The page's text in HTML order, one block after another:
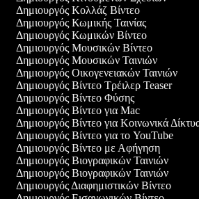
Δημιουργός Κολλάζ Βίντεο
Δημιουργός Κωμικής Ταινίας
Δημιουργός Κωμικών Βίντεο
Δημιουργός Μουσικών Βίντεο
Δημιουργός Μουσικών Ταινιών
Δημιουργός Οικογενειακών Ταινιών
Δημιουργός Βίντεο Τρέιλερ Teaser
Δημιουργός Βίντεο Φύσης
Δημιουργός Βίντεο για Mac
Δημιουργός Βίντεο για Κοινωνικά Δίκτυα
Δημιουργός Βίντεο για το YouTube
Δημιουργός Βίντεο με Αφήγηση
Δημιουργός Βιογραφικών Ταινιών
Δημιουργός Βιογραφικών Ταινιών
Δημιουργός Διαφημιστικών Βίντεο